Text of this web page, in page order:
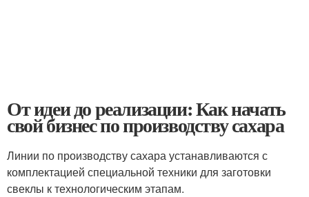
От идеи до реализации: Как начать
свой бизнес по производству сахара
Линии по производству сахара устанавливаются с
комплектацией специальной техники для заготовки
свеклы к технологическим этапам.